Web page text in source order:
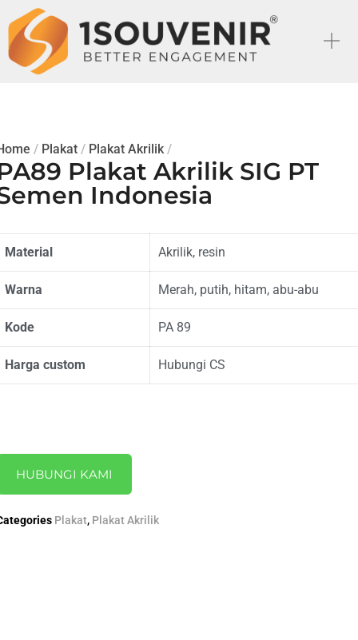
/ Plakat / Plakat Akrilik/
Plakat Akrilik SIG PT
Indonesia
Material Akrilik, resin
Warna Merah, putih, hitam, abu-abu
Kode PA 89
Harga custom Hubungi CS
HUBUNGI KAMI
Plakat, Plakat Akrilik